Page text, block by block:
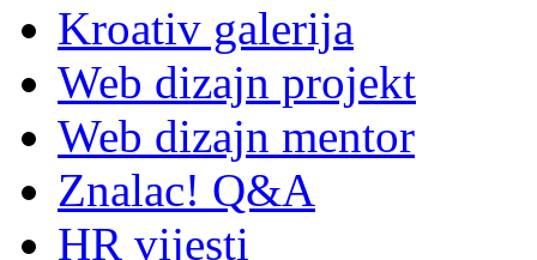
Kroativ galerija
Web dizajn projekt
Web dizajn mentor
Znalac! Q&A
HR vijesti